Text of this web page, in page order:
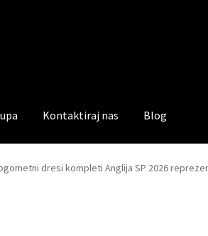
Kontaktiraj nas Blog
dresi kompleti Anglija SP 2026